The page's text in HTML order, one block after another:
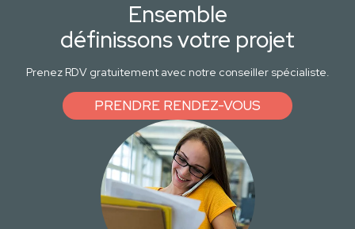
Ensemble
définissons votre projet
Prenez RDV gratuitement avec notre conseiller spécialiste.
PRENDRE RENDEZ-VOUS